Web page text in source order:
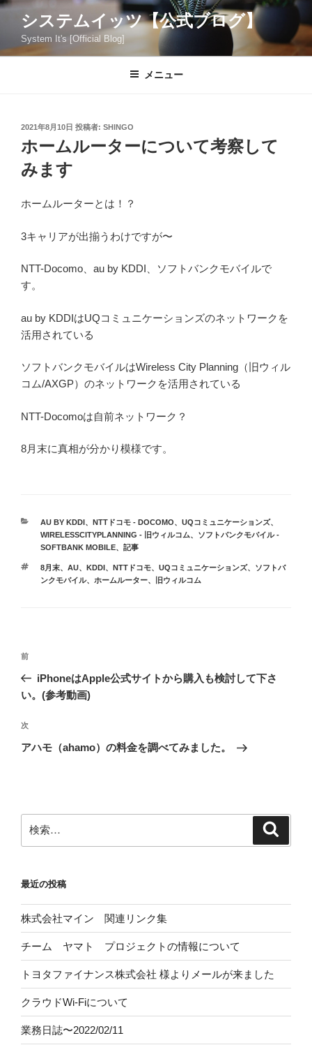
コ
ン
システムイッツ【公式ブログ】
System It's [Official Blog]
メニュー
投
日:
2021年8月10日 投稿者: SHINGO
ホームルーターについて考察して
みます
ホームルーターとは！？
3キャリアが出揃うわけですが〜
NTT-Docomo、au by KDDI、ソフトバンクモバイルで
す。
au by KDDIはUQコミュニケーションズのネットワークを
活用されている
ソフトバンクモバイルはWireless City Planning（旧ウィル
コム/AXGP）のネットワークを活用されている
NTT-Docomoは自前ネットワーク？
8月末に真相が分かり模様です。
カ
テ
ゴ
ー
AU BY KDDI、 NTTドコモ - DOCOMO、 UQコミュニケーションズ、
WIRELESSCITYPLANNING - 旧ウィルコム、
ソフトバンクモバイル -
SOFTBANK MOBILE、 記事
タ
グ
8月末、 AU、 KDDI、 NTTドコモ、 UQコミュニケーションズ、
ソフトバ
ンクモバイル、 ホームルーター、 旧ウィルコム
投
ゲ
ー
前
の
投
前
iPhoneはApple公式サイトから購入も検討して下さ
い。(参考動画)
次
の
次
アハモ（ahamo）の料金を調べてみました。
索:
最近の投稿
株式会社マイン 関連リンク集
チーム ヤマト プロジェクトの情報について
トヨタファイナンス株式会社 様よりメールが来ました
クラウドWi-Fiについて
業務日誌〜2022/02/11